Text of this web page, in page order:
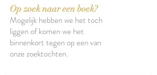
Op zoek naar een boek?
Mogelijk hebben we het toch
liggen of komen we het
binnenkort tegen op een van
onze zoektochten.